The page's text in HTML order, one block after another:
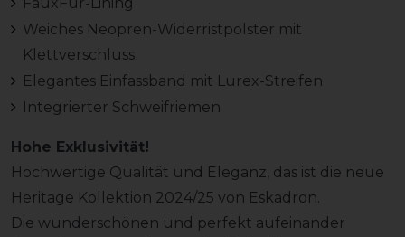
Weiches Neopren-Widerristpolster mit
Klettverschluss
Elegantes Einfassband mit Lurex-Streifen
Integrierter Schweifriemen
Hohe Exklusivität!
Hochwertige Qualität und Eleganz, das ist die neue
Heritage Kollektion 2024/25 von Eskadron.
Die wunderschönen und perfekt aufeinander